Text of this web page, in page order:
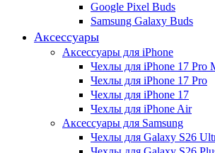
Google Pixel Buds
Samsung Galaxy Buds
Аксессуары
Аксессуары для iPhone
Чехлы для iPhone 17 Pro
Чехлы для iPhone 17 Pro
Чехлы для iPhone 17
Чехлы для iPhone Air
Аксессуары для Samsung
Чехлы для Galaxy S26